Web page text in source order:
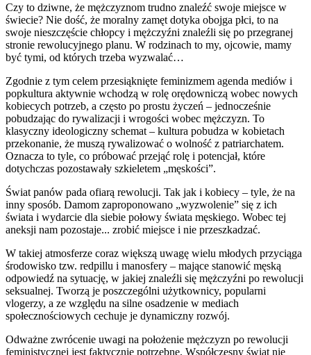
Czy to dziwne, że mężczyznom trudno znaleźć swoje miejsce w
świecie? Nie dość, że moralny zamęt dotyka obojga płci, to na
swoje nieszczęście chłopcy i mężczyźni znaleźli się po przegranej
stronie rewolucyjnego planu. W rodzinach to my, ojcowie, mamy
być tymi, od których trzeba wyzwalać…
Zgodnie z tym celem przesiąknięte feminizmem agenda mediów i
popkultura aktywnie wchodzą w rolę orędowniczą wobec nowych
kobiecych potrzeb, a często po prostu życzeń – jednocześnie
pobudzając do rywalizacji i wrogości wobec mężczyzn. To
klasyczny ideologiczny schemat – kultura pobudza w kobietach
przekonanie, że muszą rywalizować o wolność z patriarchatem.
Oznacza to tyle, co próbować przejąć rolę i potencjał, które
dotychczas pozostawały szkieletem „męskości”.
Świat panów pada ofiarą rewolucji. Tak jak i kobiecy – tyle, że na
inny sposób. Damom zaproponowano „wyzwolenie” się z ich
świata i wydarcie dla siebie połowy świata męskiego. Wobec tej
aneksji nam pozostaje... zrobić miejsce i nie przeszkadzać.
W takiej atmosferze coraz większą uwagę wielu młodych przyciąga
środowisko tzw. redpillu i manosfery – mające stanowić męską
odpowiedź na sytuację, w jakiej znaleźli się mężczyźni po rewolucji
seksualnej. Tworzą je poszczególni użytkownicy, popularni
vlogerzy, a ze względu na silne osadzenie w mediach
społecznościowych cechuje je dynamiczny rozwój.
Odważne zwrócenie uwagi na położenie mężczyzn po rewolucji
feministycznej jest faktycznie potrzebne. Współczesny świat nie